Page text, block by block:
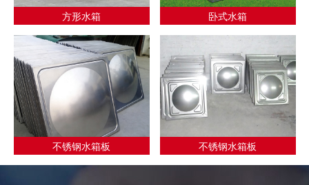
方形水箱 卧式水箱
不锈钢水箱板 不锈钢水箱板